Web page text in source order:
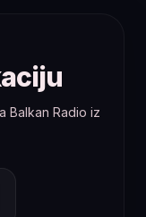
Balkan Radio iz